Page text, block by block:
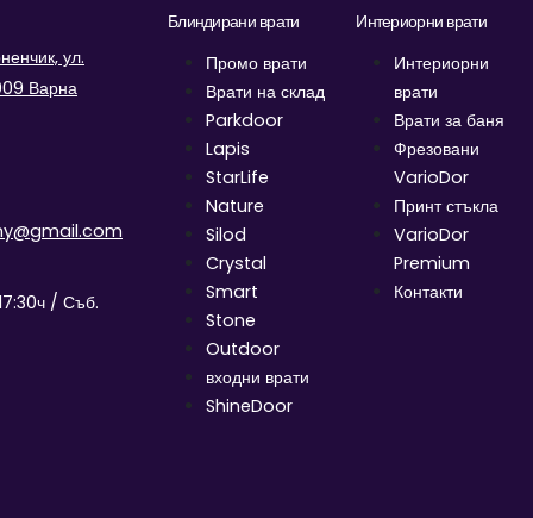
ул.
Варна
/ Съб.
Блиндирани врати
Промо врати
Врати на склад
Parkdoor
Lapis
StarLife
Nature
Silod
Crystal
Smart
Stone
Outdoor
входни врати
ShineDoor
Интериорни врати
Интериорни
врати
Врати за баня
Фрезовани
VarioDor
Принт стъкла
VarioDor
Premium
Контакти